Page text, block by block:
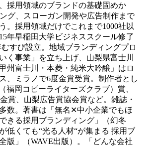
採用領域のブランドの基礎固めか
グ、スローガン開発や広告制作まで
。採用領域だけでこれまで1000社以
年早稲田大学ビジネススクール修了
むすび設立。地域ブランディングプロ
く事業」を立ち上げ、山梨県富士川
州富士川・本菱・純米大吟醸」はロ
、ミラノで6度金賞受賞。制作者とし
福岡コピーライターズクラブ）賞、
賞、山梨広告賞協会賞など。雑誌・
数。著書は「無名✕中小企業でもほ
きる採用ブランディング」（幻冬
低くても“光る人材“が集まる 採用ブ
版」（WAVE出版）。「どんな会社